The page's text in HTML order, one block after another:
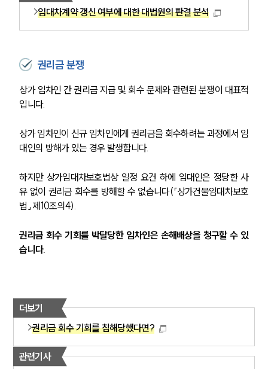
임대차계약 갱신 여부에 대한 대법원의 판결 분석
권리금 분쟁
상가 임차인 간 권리금 지급 및 회수 문제와 관련된 분쟁이 대표적
입니다.
상가 임차인이 신규 임차인에게 권리금을 회수하려는 과정에서 임
대인의 방해가 있는 경우 발생합니다.
하지만 상가임대차보호법상 일정 요건 하에 임대인은 정당한 사
유 없이 권리금 회수를 방해할 수 없습니다(「상가건물임대차보호
법」 제10조의4).
권리금 회수 기회를 박탈당한 임차인은 손해배상을 청구할 수 있
습니다.
더보기
권리금 회수 기회를 침해당했다면?
관련기사